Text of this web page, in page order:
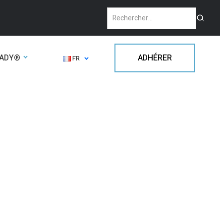
FR ADHÉRER